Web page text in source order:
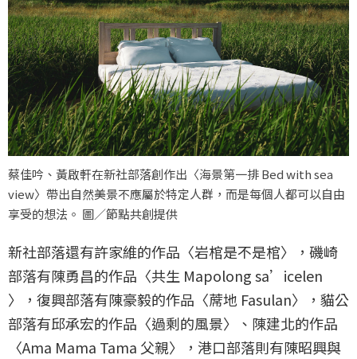
蔡佳吟、黃啟軒在新社部落創作出〈海景第一排 Bed with sea
view〉帶出自然美景不應屬於特定人群，而是每個人都可以自由
享受的想法。 圖／節點共創提供
新社部落還有許家維的作品〈岩棺是不是棺〉，磯崎
部落有陳勇昌的作品〈共生 Mapolong sa’icelen
〉，復興部落有陳豪毅的作品〈蓆地 Fasulan〉，貓公
部落有邱承宏的作品〈過剩的風景〉、陳建北的作品
〈Ama Mama Tama 父親〉，港口部落則有陳昭興與